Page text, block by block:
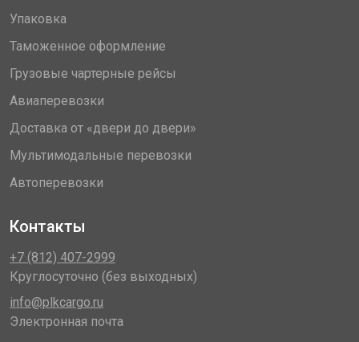
Упаковка
Таможенное оформление
Грузовые чартерные рейсы
Авиаперевозки
Доставка от «двери до двери»
Мультимодальные перевозки
Автоперевозки
Контакты
+7 (812) 407-2999
Круглосуточно (без выходных)
info@plkcargo.ru
Электронная почта